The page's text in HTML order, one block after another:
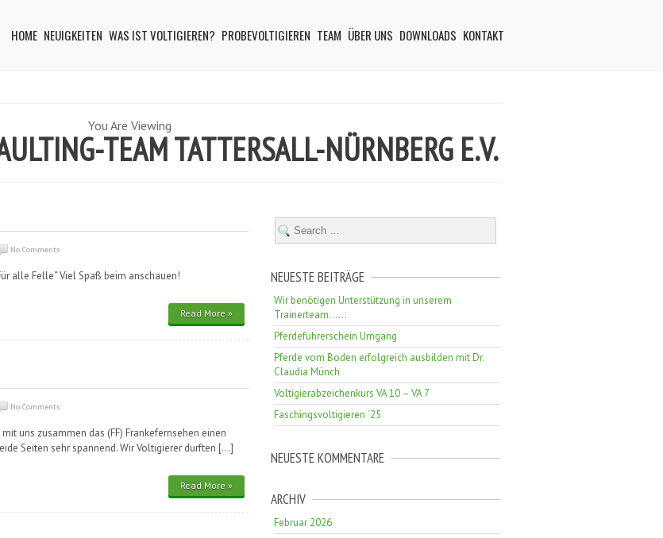
HOME NEUIGKEITEN WAS IST VOLTIGIEREN? PROBEVOLTIGIEREN TEAM ÜBER UNS DOWNLOADS KONTAKT
You Are Viewing
TEAM TATTERSALL-NÜRNBERG E.V.
No Comments
alle Felle“ Viel Spaß beim anschauen!
Read More »
No Comments
uns zusammen das (FF) Frankefernsehen einen
Seiten sehr spannend. Wir Voltigierer durften […]
Read More »
NEUESTE BEITRÄGE
Wir benötigen Unterstützung in unserem
Trainerteam……
Pferdeführerschein Umgang
Pferde vom Boden erfolgreich ausbilden mit Dr.
Claudia Münch
Voltigierabzeichenkurs VA 10 – VA 7
Faschingsvoltigieren ´25
NEUESTE KOMMENTARE
ARCHIV
Februar 2026